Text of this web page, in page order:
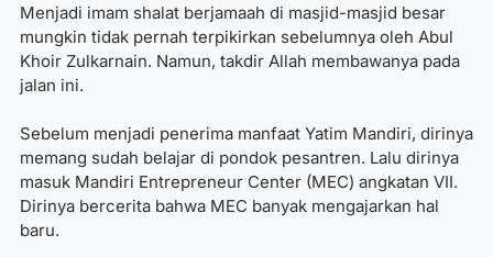
Menjadi imam shalat berjamaah di masjid-masjid besar
mungkin tidak pernah terpikirkan sebelumnya oleh Abul
Khoir Zulkarnain. Namun, takdir Allah membawanya pada
jalan ini.
Sebelum menjadi penerima manfaat Yatim Mandiri, dirinya
memang sudah belajar di pondok pesantren. Lalu dirinya
masuk Mandiri Entrepreneur Center (MEC) angkatan VII.
Dirinya bercerita bahwa MEC banyak mengajarkan hal
baru.